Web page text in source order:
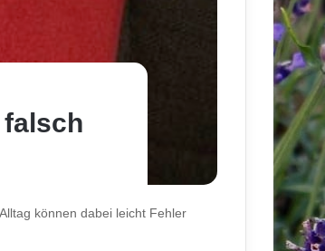
können dabei leicht Fehler